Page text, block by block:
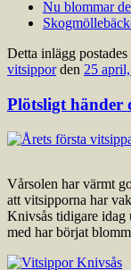
Nu blommar
Detta inlägg postades
vitsipporden 25
Plötsligt händer
Vårsolen har värmt
att vitsipporna har
Knivsås tidigare idag
med har börjat